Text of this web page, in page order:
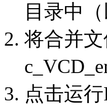
目录中
将合并
点击运